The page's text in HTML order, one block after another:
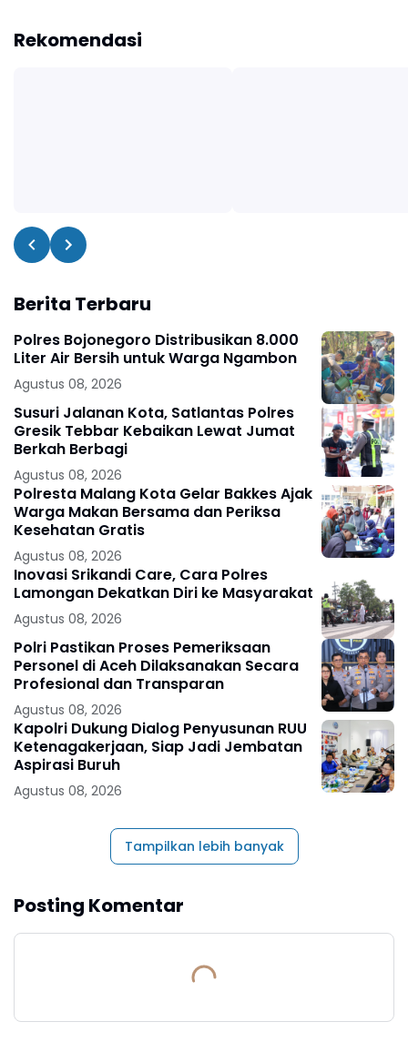
Rekomendasi
Berita Terbaru
Polres Bojonegoro Distribusikan 8.000
Liter Air Bersih untuk Warga Ngambon
Agustus 08, 2026
Susuri Jalanan Kota, Satlantas Polres
Gresik Tebbar Kebaikan Lewat Jumat
Berkah Berbagi
Agustus 08, 2026
Polresta Malang Kota Gelar Bakkes Ajak
Warga Makan Bersama dan Periksa
Kesehatan Gratis
Agustus 08, 2026
Inovasi Srikandi Care, Cara Polres
Lamongan Dekatkan Diri ke Masyarakat
Agustus 08, 2026
Polri Pastikan Proses Pemeriksaan
Personel di Aceh Dilaksanakan Secara
Profesional dan Transparan
Agustus 08, 2026
Kapolri Dukung Dialog Penyusunan RUU
Ketenagakerjaan, Siap Jadi Jembatan
Aspirasi Buruh
Agustus 08, 2026
Tampilkan lebih banyak
Posting Komentar